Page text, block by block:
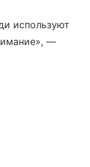
используют
—